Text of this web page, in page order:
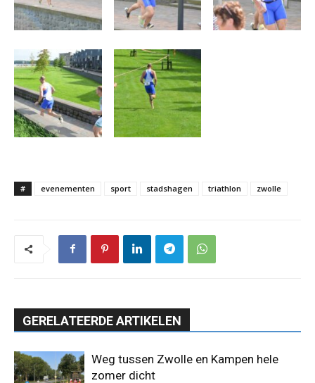
# evenementen sport stadshagen triathlon zwolle
GERELATEERDE ARTIKELEN
Weg tussen Zwolle en Kampen hele
zomer dicht